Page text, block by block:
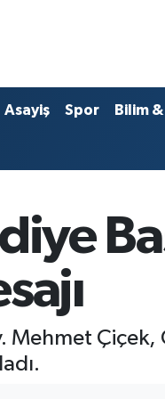
Asayiş Spor Bilim
Mehmet